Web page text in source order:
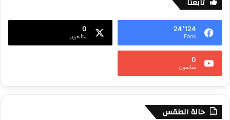
ا
ي
تابعنا
24٬124
Fans
0
متابعون
0
متابعون
حالة الطقس